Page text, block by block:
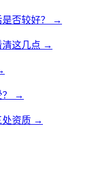
否较好？
→
这几点 →
→
处资质 →